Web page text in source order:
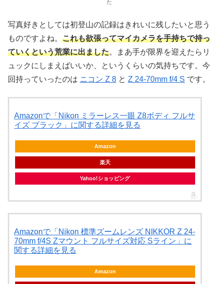
た
写真好きとしては初登山の記録はきれいに残したいと思う
ものですよね。 これも欲張ってマイカメラを手持ちで持っ
ていくという荒業に出ました。まあ手が限界を迎えたらリ
ュックにしまえばいいか、というくらいの気持ちです。今
回持っていったのは ニコン Z 8 と Z 24-70mm f/4 S です。
Amazonで「Nikon ミラーレス一眼 Z8ボディ フルサ
イズ ブラック」に関する詳細を見る
Amazon
楽天
Yahoo!ショッピング
Amazonで「Nikon 標準ズームレンズ NIKKOR Z 24-
70mm f/4S Zマウント フルサイズ対応 Sライン」に
関する詳細を見る
Amazon